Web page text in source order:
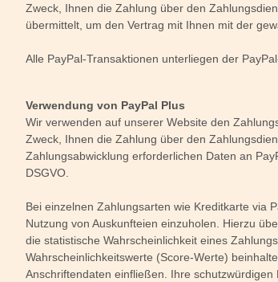
Zweck, Ihnen die Zahlung über den
übermittelt, um den Vertrag mit Ihnen mit der
Alle PayPal-Transaktionen unterliegen der
Verwendung von PayPal Plus
Wir verwenden auf unserer Website den
Zweck, Ihnen die Zahlung über den
Zahlungsabwicklung erforderlichen Daten an
DSGVO.
Bei einzelnen Zahlungsarten wie Kreditkarte via
Nutzung von Auskunfteien einzuholen. Hierzu
die statistische Wahrscheinlichkeit eines
Wahrscheinlichkeitswerte (Score-Werte)
Anschriftendaten einfließen. Ihre